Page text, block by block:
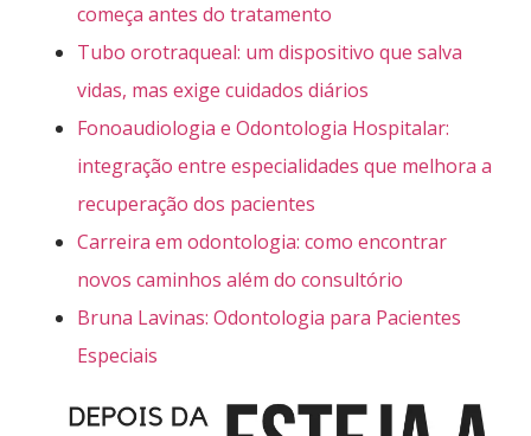
começa antes do tratamento
Tubo orotraqueal: um dispositivo que salva
vidas, mas exige cuidados diários
Fonoaudiologia e Odontologia Hospitalar:
integração entre especialidades que melhora a
recuperação dos pacientes
Carreira em odontologia: como encontrar
novos caminhos além do consultório
Bruna Lavinas: Odontologia para Pacientes
Especiais